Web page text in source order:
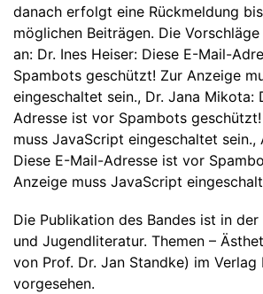
danach erfolgt eine Rückmeldung
möglichen Beiträgen. Die
an: Dr. Ines Heiser: Diese E-Mail-
Spambots geschützt! Zur Anzeige
eingeschaltet sein., Dr. Jana Mikota:
Adresse ist vor Spambots
muss JavaScript eingeschaltet sein.,
Diese E-Mail-Adresse ist vor
Anzeige muss JavaScript
Die Publikation des Bandes ist in der
und Jugendliteratur. Themen –
von Prof. Dr. Jan Standke) im Verlag
vorgesehen.